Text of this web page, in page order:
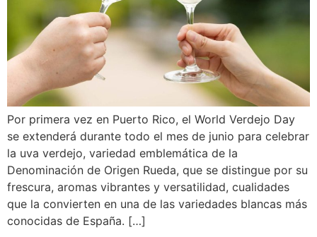
Por primera vez en Puerto Rico, el World Verdejo Day
se extenderá durante todo el mes de junio para celebrar
la uva verdejo, variedad emblemática de la
Denominación de Origen Rueda, que se distingue por su
frescura, aromas vibrantes y versatilidad, cualidades
que la convierten en una de las variedades blancas más
conocidas de España. […]